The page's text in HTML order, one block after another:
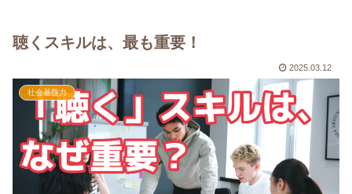
聴くスキルは、最も重要！
2025.03.12
社会基盤力